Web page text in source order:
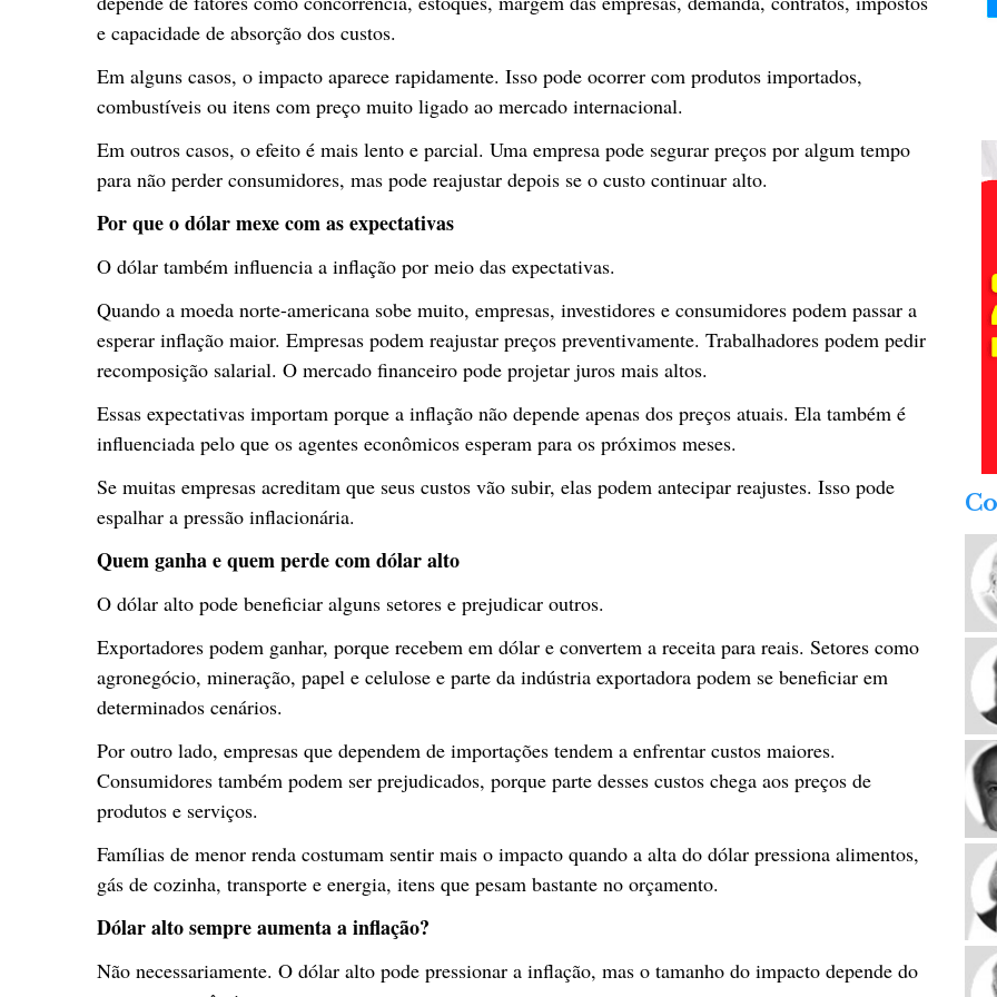
e capacidade de absorção dos custos.
Em alguns casos, o impacto aparece rapidamente. Isso pode ocorrer com produtos importados,
combustíveis ou itens com preço muito ligado ao mercado internacional.
Em outros casos, o efeito é mais lento e parcial. Uma empresa pode segurar preços por algum tempo
para não perder consumidores, mas pode reajustar depois se o custo continuar alto.
Por que o dólar mexe com as expectativas
O dólar também influencia a inflação por meio das expectativas.
Quando a moeda norte-americana sobe muito, empresas, investidores e consumidores podem passar a
esperar inflação maior. Empresas podem reajustar preços preventivamente. Trabalhadores podem pedir
recomposição salarial. O mercado financeiro pode projetar juros mais altos.
Essas expectativas importam porque a inflação não depende apenas dos preços atuais. Ela também é
influenciada pelo que os agentes econômicos esperam para os próximos meses.
Se muitas empresas acreditam que seus custos vão subir, elas podem antecipar reajustes. Isso pode
espalhar a pressão inflacionária.
Quem ganha e quem perde com dólar alto
O dólar alto pode beneficiar alguns setores e prejudicar outros.
Exportadores podem ganhar, porque recebem em dólar e convertem a receita para reais. Setores como
agronegócio, mineração, papel e celulose e parte da indústria exportadora podem se beneficiar em
determinados cenários.
Por outro lado, empresas que dependem de importações tendem a enfrentar custos maiores.
Consumidores também podem ser prejudicados, porque parte desses custos chega aos preços de
produtos e serviços.
Famílias de menor renda costumam sentir mais o impacto quando a alta do dólar pressiona alimentos,
gás de cozinha, transporte e energia, itens que pesam bastante no orçamento.
Dólar alto sempre aumenta a inflação?
Não necessariamente. O dólar alto pode pressionar a inflação, mas o tamanho do impacto depende do